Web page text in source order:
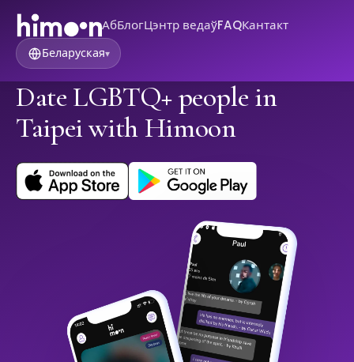
АбБлогЦэнтр ведаўFAQКантакт
Беларуская▾
Date LGBTQ+ people in
Taipei with Himoon